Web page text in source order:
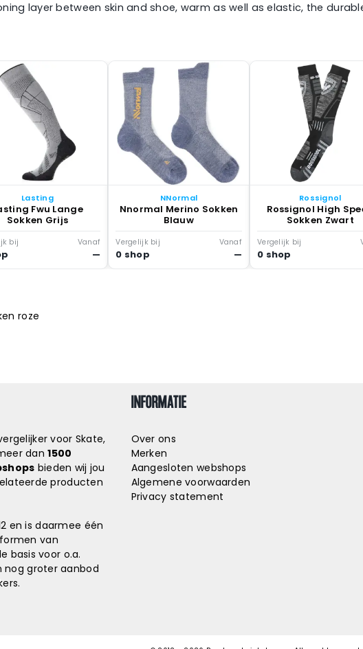
layer between skin and shoe, warm as well as elastic, the
Lasting
Fwu Lange
Sokken Grijs
bij Vanaf
—
NNormal
Nnormal Merino Sokken
Blauw
Vergelijk bij
0 shop
Vanaf
—
Rossignol
Rossignol High
Sokken Zwart
Vergelijk bij
0 shop
roze
voor Skate,
dan1500
bieden wij jou
producten
en is daarmee één
van
basis voor o.a.
nog groter aanbod
INFORMATIE
Over ons
Merken
Aangesloten webshops
Algemene voorwaarden
Privacy statement